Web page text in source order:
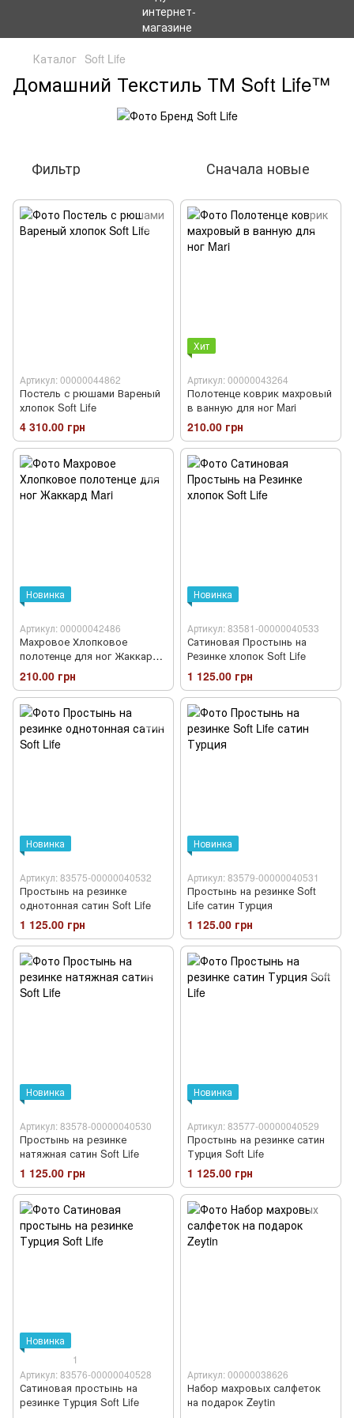
Каталог Soft Life
Домашний Текстиль ТМ Soft Life™
Фильтр Сначала новые
Артикул: 00000044862
Постель с рюшами Вареный
хлопок Soft Life
4 310.00 грн
Хит
Артикул: 00000043264
Полотенце коврик махровый
в ванную для ног Mari
210.00 грн
Новинка
Артикул: 00000042486
Махровое Хлопковое
полотенце для ног Жаккард
Mari
210.00 грн
Новинка
Артикул: 83581-00000040533
Сатиновая Простынь на
Резинке хлопок Soft Life
1 125.00 грн
Новинка
Артикул: 83575-00000040532
Простынь на резинке
однотонная сатин Soft Life
1 125.00 грн
Новинка
Артикул: 83579-00000040531
Простынь на резинке Soft
Life сатин Турция
1 125.00 грн
Новинка
Артикул: 83578-00000040530
Простынь на резинке
натяжная сатин Soft Life
1 125.00 грн
Новинка
Артикул: 83577-00000040529
Простынь на резинке сатин
Турция Soft Life
1 125.00 грн
Новинка
1
Артикул: 83576-00000040528
Сатиновая простынь на
резинке Турция Soft Life
Артикул: 00000038626
Набор махровых салфеток
на подарок Zeytin